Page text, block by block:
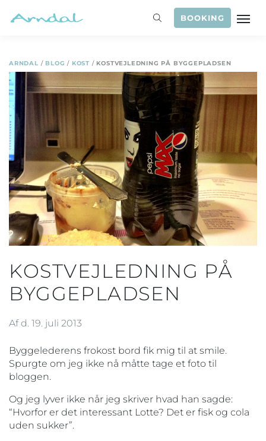
BOOKING
ARNDAL / BLOG / KOST / KOSTVEJLEDNING PÅ BYGGEPLADSEN
KOSTVEJLEDNING PÅ
BYGGEPLADSEN
Af d. 19. juli 2013
Byggelederens frokost bord fik mig til at smile.
Spurgte om jeg ikke nå måtte tage et foto til
bloggen.
Og jeg lyver ikke når jeg skriver hvad han sagde:
“Hvorfor er det interessant Lotte? Det er fisk og cola
uden sukker”.